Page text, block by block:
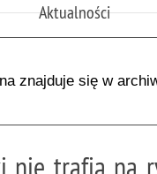
Aktualności
znajduje się w
nie trafią na